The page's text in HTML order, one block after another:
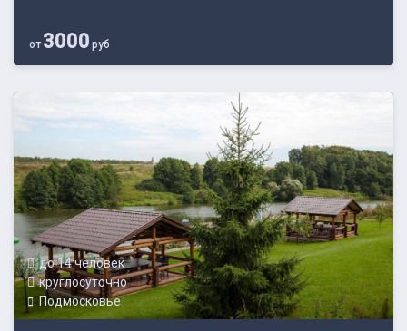
от3000 руб
до 14 человек
круглосуточно
Подмосковье